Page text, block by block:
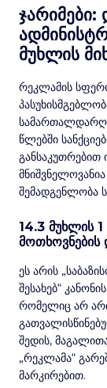
მუხლის
რეკლამის
წლებში
განსაკუთრებით
შემადგენლობა
14.3 მუხლის
მოთხოვნების
ეს არის
შესახებ“
რომელიც არ
შედის,
„რეკლამა“
მარკირებით.